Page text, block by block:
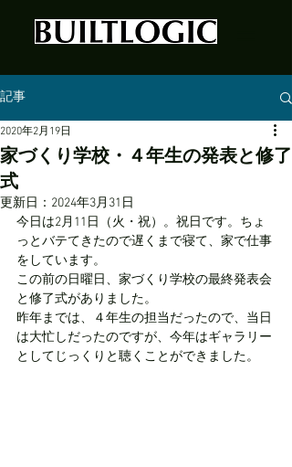
記事
家づくり学校・４年生の発表と修了
式
2020年2月19日
更新日： 2024年3月31日
今日は2月11日（火・祝）。祝日です。ちょ
っとバテてきたので遅くまで寝て、家で仕事
をしています。
この前の日曜日、家づくり学校の最終発表会
と修了式がありました。
昨年までは、４年生の担当だったので、当日
は大忙しだったのですが、今年はギャラリー
としてじっくりと聴くことができました。